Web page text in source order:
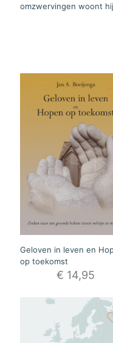
omzwervingen woont
Geloven in leven en
op toekomst
€ 14,95